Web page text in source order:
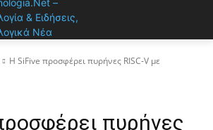
Η SiFive προσφέρει πυρήνες RISC‑V με
πυρήνες